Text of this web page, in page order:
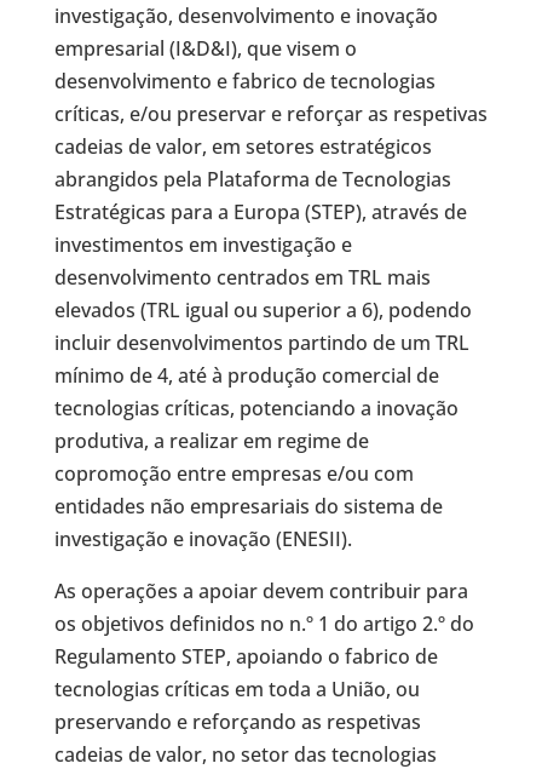
investigação, desenvolvimento e inovação
empresarial (I&D&I), que visem o
desenvolvimento e fabrico de tecnologias
críticas, e/ou preservar e reforçar as respetivas
cadeias de valor, em setores estratégicos
abrangidos pela Plataforma de Tecnologias
Estratégicas para a Europa (STEP), através de
investimentos em investigação e
desenvolvimento centrados em TRL mais
elevados (TRL igual ou superior a 6), podendo
incluir desenvolvimentos partindo de um TRL
mínimo de 4, até à produção comercial de
tecnologias críticas, potenciando a inovação
produtiva, a realizar em regime de
copromoção entre empresas e/ou com
entidades não empresariais do sistema de
investigação e inovação (ENESII).
As operações a apoiar devem contribuir para
os objetivos definidos no n.º 1 do artigo 2.º do
Regulamento STEP, apoiando o fabrico de
tecnologias críticas em toda a União, ou
preservando e reforçando as respetivas
cadeias de valor, no setor das tecnologias